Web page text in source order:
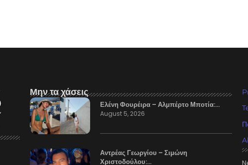
Μην τα χάσεις
Ελένη Φουρέιρα – Αλμπέρτο Μποτία:…
August 5, 2026
Αντρέας Γεωργίου – Σιμώνη
Χριστοδούλου:…